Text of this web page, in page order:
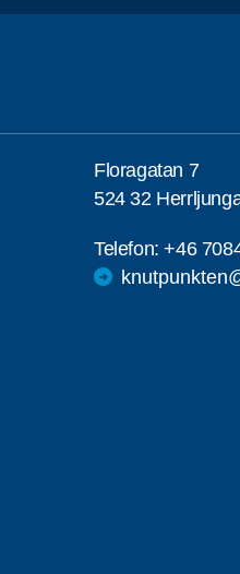
Floragatan 7
524 32
Telefon:+46